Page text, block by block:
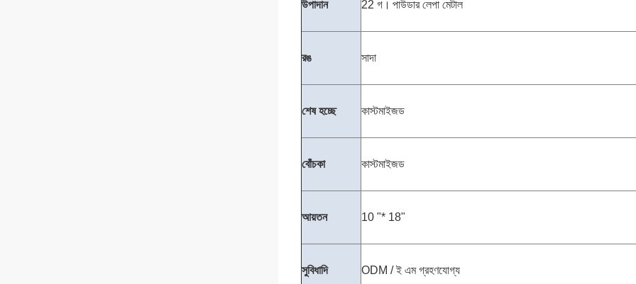
উপাদান 22 গ। পাউডার লেপা মেটাল
রঙ সাদা
শেষ হচ্ছে কাস্টমাইজড
বোঁচকা কাস্টমাইজড
আয়তন 10 "* 18"
সুবিধাদি ODM / ই এম গ্রহণযোগ্য